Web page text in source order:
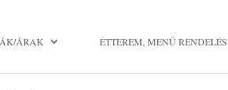
ÁRAK ÉTTEREM, MENÜ RENDELÉS